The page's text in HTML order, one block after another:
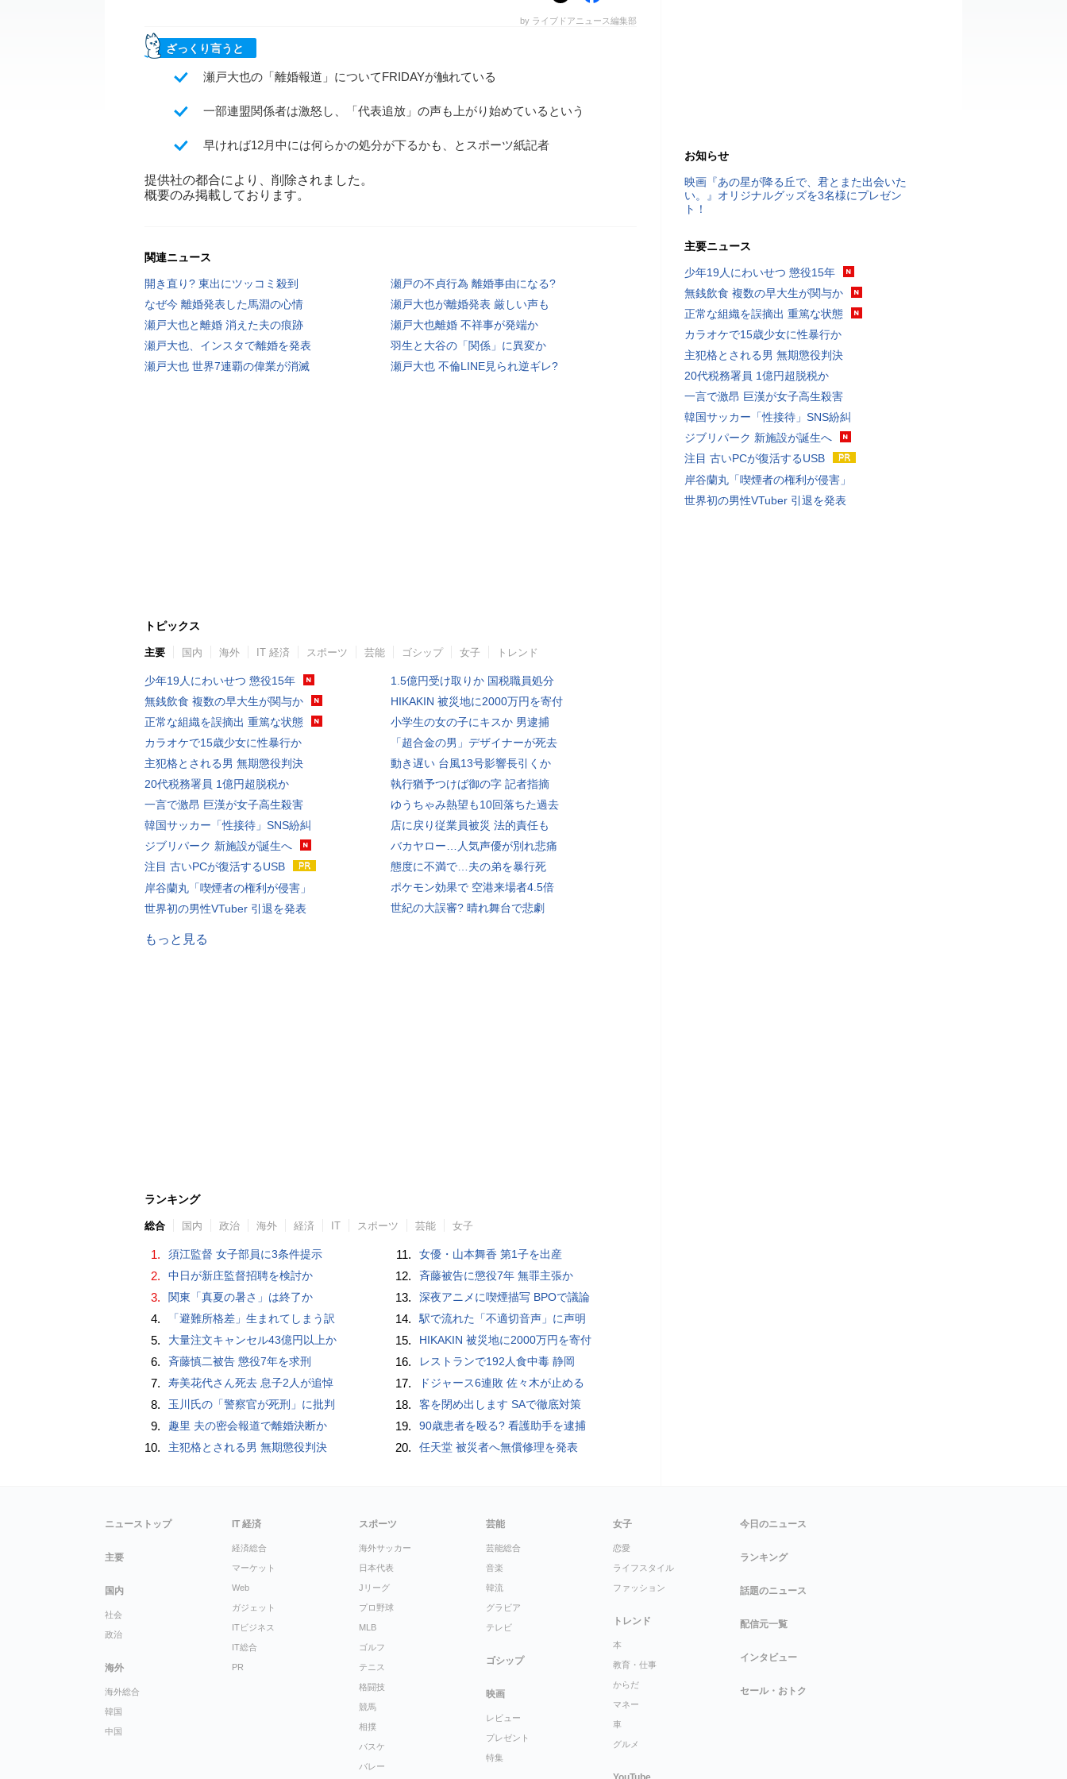
by ライブドアニュース編集部
ざっくり言うと
瀬戸大也の「離婚報道」についてFRIDAYが触れている
一部連盟関係者は激怒し、「代表追放」の声も上がり始めているという
早ければ12月中には何らかの処分が下るかも、とスポーツ紙記者
提供社の都合により、削除されました。
概要のみ掲載しております。
関連ニュース
開き直り? 東出にツッコミ殺到
瀬戸の不貞行為 離婚事由になる?
なぜ今 離婚発表した馬淵の心情
瀬戸大也が離婚発表 厳しい声も
瀬戸大也と離婚 消えた夫の痕跡
瀬戸大也離婚 不祥事が発端か
瀬戸大也、インスタで離婚を発表
羽生と大谷の「関係」に異変か
瀬戸大也 世界7連覇の偉業が消滅
瀬戸大也 不倫LINE見られ逆ギレ?
トピックス
主要 国内 海外 IT 経済 スポーツ 芸能 ゴシップ 女子 トレンド
少年19人にわいせつ 懲役15年
無銭飲食 複数の早大生が関与か
正常な組織を誤摘出 重篤な状態
カラオケで15歳少女に性暴行か
主犯格とされる男 無期懲役判決
20代税務署員 1億円超脱税か
一言で激昂 巨漢が女子高生殺害
韓国サッカー「性接待」SNS紛糾
ジブリパーク 新施設が誕生へ
注目 古いPCが復活するUSB
岸谷蘭丸「喫煙者の権利が侵害」
世界初の男性VTuber 引退を発表
1.5億円受け取りか 国税職員処分
HIKAKIN 被災地に2000万円を寄付
小学生の女の子にキスか 男逮捕
「超合金の男」デザイナーが死去
動き遅い 台風13号影響長引くか
執行猶予つけば御の字 記者指摘
ゆうちゃみ熱望も10回落ちた過去
店に戻り従業員被災 法的責任も
バカヤロー…人気声優が別れ悲痛
態度に不満で…夫の弟を暴行死
ポケモン効果で 空港来場者4.5倍
世紀の大誤審? 晴れ舞台で悲劇
もっと見る
ランキング
総合 国内 政治 海外 経済 IT スポーツ 芸能 女子
1. 須江監督 女子部員に3条件提示
2. 中日が新庄監督招聘を検討か
3. 関東「真夏の暑さ」は終了か
4. 「避難所格差」生まれてしまう訳
5. 大量注文キャンセル43億円以上か
6. 斉藤慎二被告 懲役7年を求刑
7. 寿美花代さん死去 息子2人が追悼
8. 玉川氏の「警察官が死刑」に批判
9. 趣里 夫の密会報道で離婚決断か
10. 主犯格とされる男 無期懲役判決
11. 女優・山本舞香 第1子を出産
12. 斉藤被告に懲役7年 無罪主張か
13. 深夜アニメに喫煙描写 BPOで議論
14. 駅で流れた「不適切音声」に声明
15. HIKAKIN 被災地に2000万円を寄付
16. レストランで192人食中毒 静岡
17. ドジャース6連敗 佐々木が止める
18. 客を閉め出します SAで徹底対策
19. 90歳患者を殴る? 看護助手を逮捕
20. 任天堂 被災者へ無償修理を発表
お知らせ
映画『あの星が降る丘で、君とまた出会いた
い。』オリジナルグッズを3名様にプレゼン
ト！
主要ニュース
少年19人にわいせつ 懲役15年
無銭飲食 複数の早大生が関与か
正常な組織を誤摘出 重篤な状態
カラオケで15歳少女に性暴行か
主犯格とされる男 無期懲役判決
20代税務署員 1億円超脱税か
一言で激昂 巨漢が女子高生殺害
韓国サッカー「性接待」SNS紛糾
ジブリパーク 新施設が誕生へ
注目 古いPCが復活するUSB
岸谷蘭丸「喫煙者の権利が侵害」
世界初の男性VTuber 引退を発表
ニューストップ
主要
国内
社会
政治
海外
海外総合
韓国
中国
IT 経済
経済総合
マーケット
Web
ガジェット
ITビジネス
IT総合
PR
スポーツ
海外サッカー
日本代表
Jリーグ
プロ野球
MLB
ゴルフ
テニス
格闘技
競馬
相撲
バスケ
バレー
芸能
芸能総合
音楽
韓流
グラビア
テレビ
ゴシップ
映画
レビュー
プレゼント
特集
女子
恋愛
ライフスタイル
ファッション
トレンド
本
教育・仕事
からだ
マネー
車
グルメ
今日のニュース
ランキング
話題のニュース
配信元一覧
インタビュー
セール・おトク